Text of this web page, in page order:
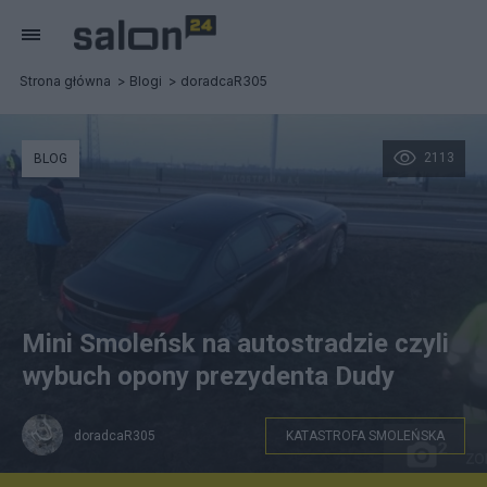
Strona główna Blogi doradcaR305
2113
BLOG
Mini Smoleńsk na autostradzie czyli
wybuch opony prezydenta Dudy
doradcaR305 KATASTROFA SMOLEŃSKA